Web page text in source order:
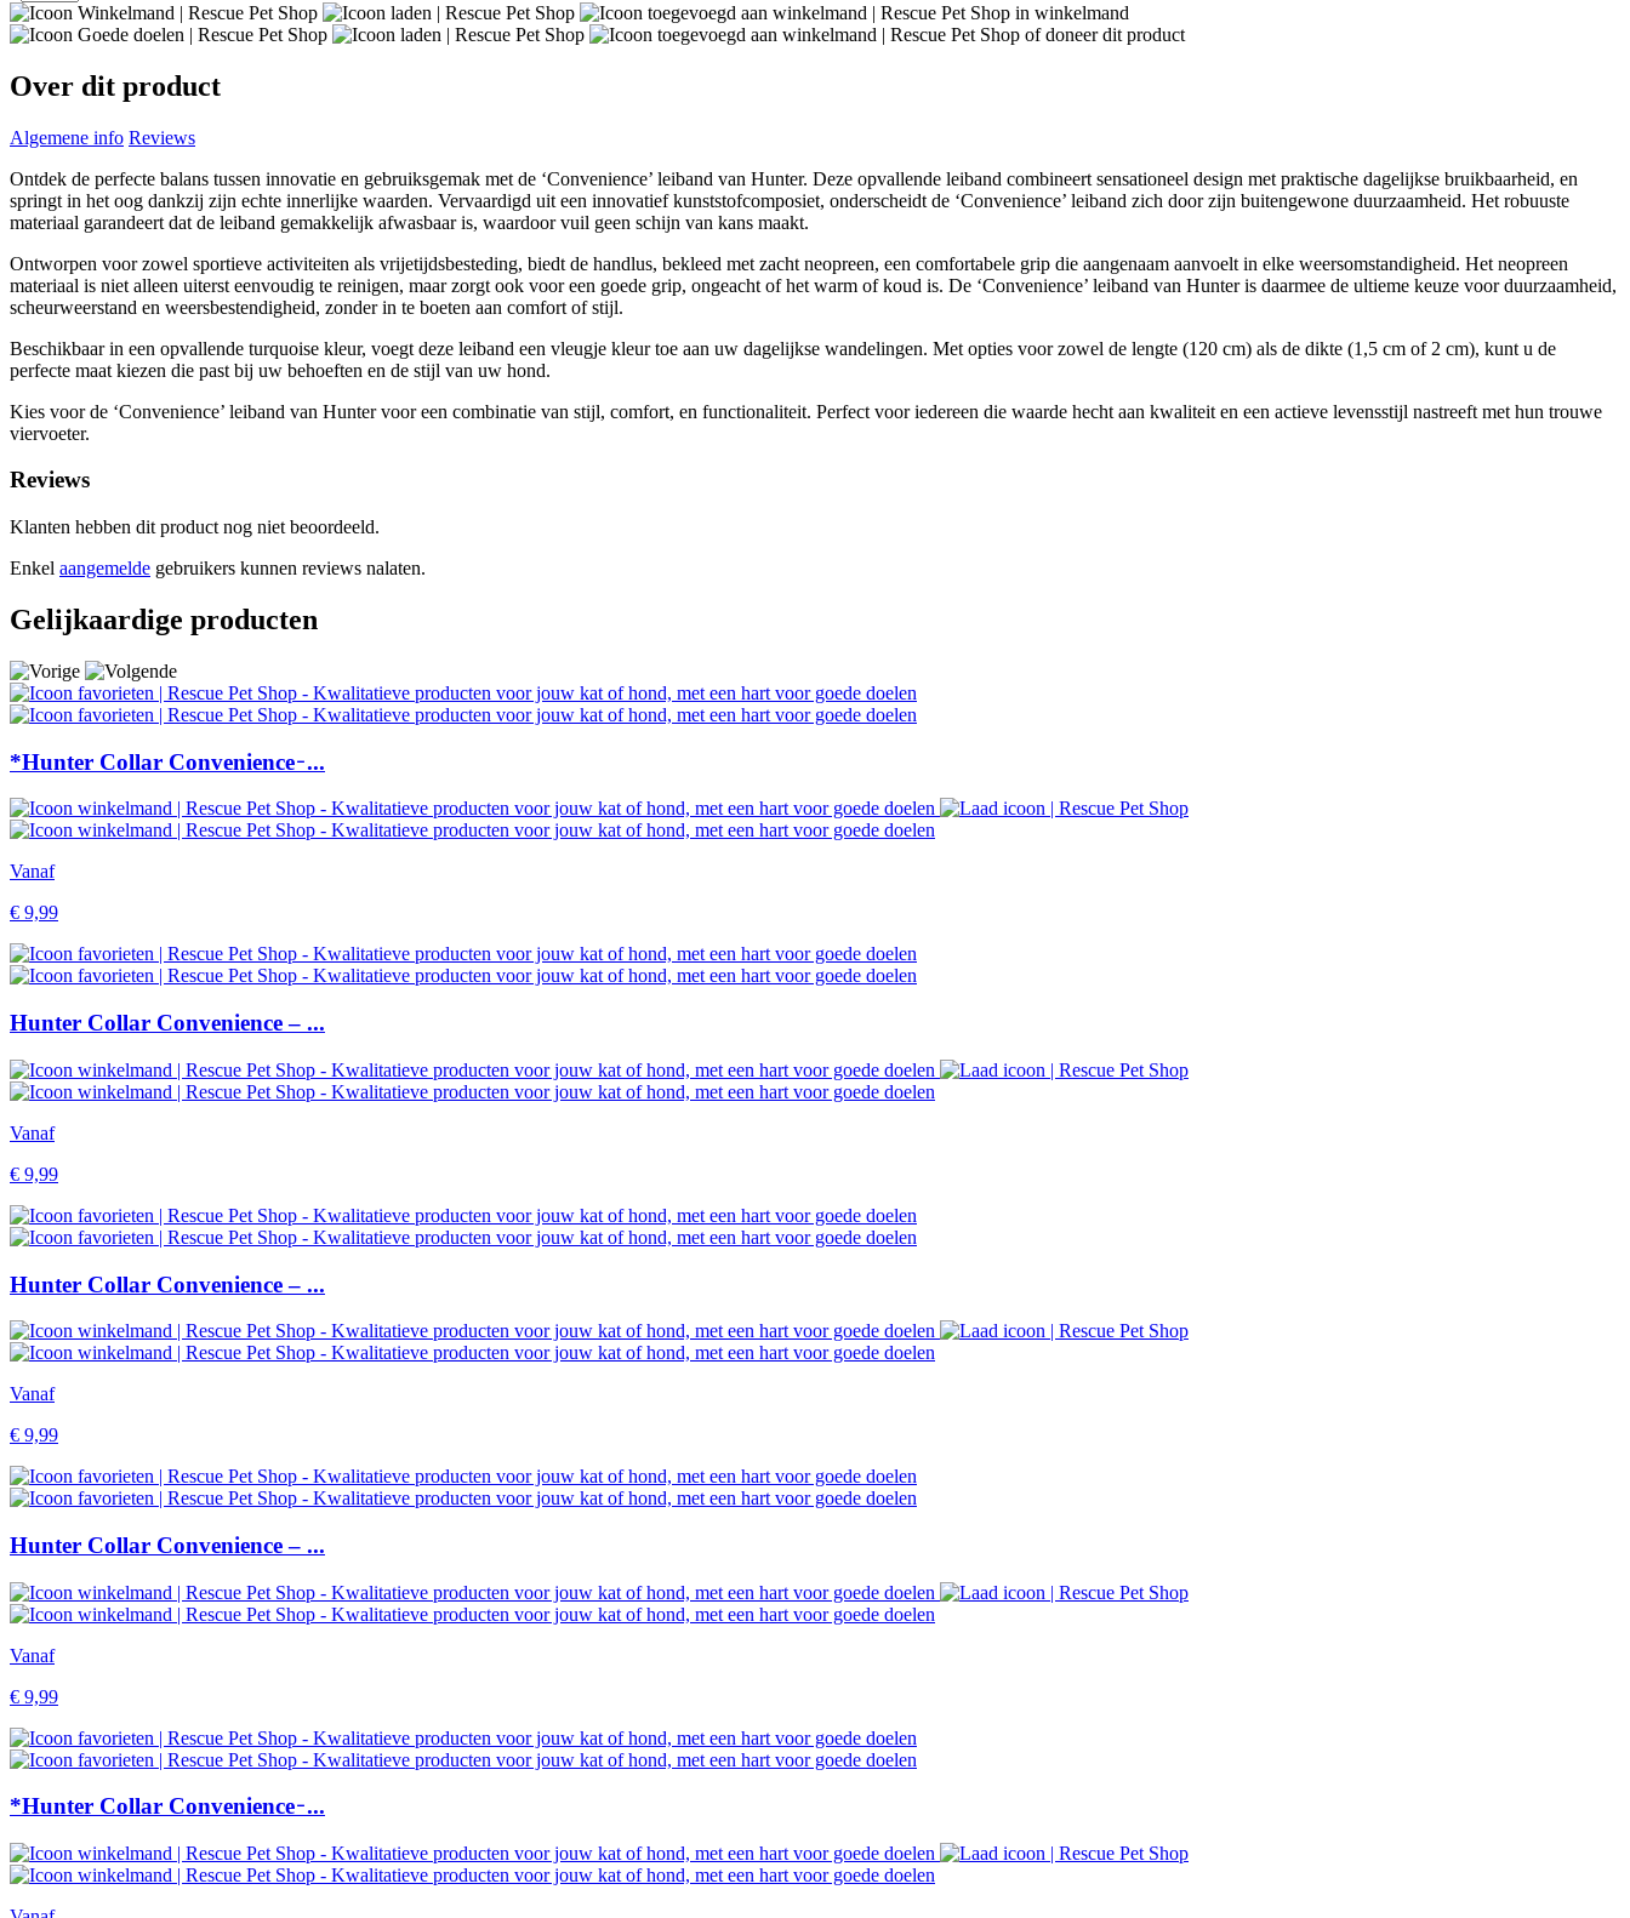
in winkelmand
of doneer dit product
Over dit product
Algemene info Reviews
Ontdek de perfecte balans tussen innovatie en gebruiksgemak met de ‘Convenience’ leiband van Hunter. Deze opvallende leiband combineert sensationeel design met praktische dagelijkse bruikbaarheid, en
springt in het oog dankzij zijn echte innerlijke waarden. Vervaardigd uit een innovatief kunststofcomposiet, onderscheidt de ‘Convenience’ leiband zich door zijn buitengewone duurzaamheid. Het robuuste
materiaal garandeert dat de leiband gemakkelijk afwasbaar is, waardoor vuil geen schijn van kans maakt.
Ontworpen voor zowel sportieve activiteiten als vrijetijdsbesteding, biedt de handlus, bekleed met zacht neopreen, een comfortabele grip die aangenaam aanvoelt in elke weersomstandigheid. Het neopreen
materiaal is niet alleen uiterst eenvoudig te reinigen, maar zorgt ook voor een goede grip, ongeacht of het warm of koud is. De ‘Convenience’ leiband van Hunter is daarmee de ultieme keuze voor duurzaamheid,
scheurweerstand en weersbestendigheid, zonder in te boeten aan comfort of stijl.
Beschikbaar in een opvallende turquoise kleur, voegt deze leiband een vleugje kleur toe aan uw dagelijkse wandelingen. Met opties voor zowel de lengte (120 cm) als de dikte (1,5 cm of 2 cm), kunt u de
perfecte maat kiezen die past bij uw behoeften en de stijl van uw hond.
Kies voor de ‘Convenience’ leiband van Hunter voor een combinatie van stijl, comfort, en functionaliteit. Perfect voor iedereen die waarde hecht aan kwaliteit en een actieve levensstijl nastreeft met hun trouwe
viervoeter.
Reviews
Klanten hebben dit product nog niet beoordeeld.
Enkel aangemelde gebruikers kunnen reviews nalaten.
Gelijkaardige producten
*Hunter Collar Convenience ̵ ...
Vanaf
€ 9,99
Hunter Collar Convenience – ...
Vanaf
€ 9,99
Hunter Collar Convenience – ...
Vanaf
€ 9,99
Hunter Collar Convenience – ...
Vanaf
€ 9,99
*Hunter Collar Convenience ̵ ...